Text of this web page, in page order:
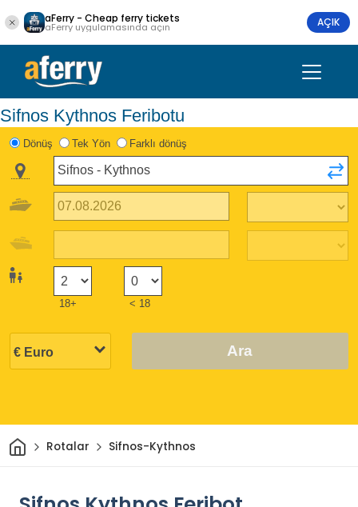
aFerry - Cheap ferry tickets
aFerry uygulamasında açın AÇIK
Sifnos Kythnos Feribotu
Dönüş Tek Yön Farklı dönüş
18+ < 18
Ara
Ev Rotalar Sifnos-Kythnos